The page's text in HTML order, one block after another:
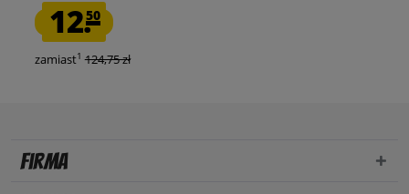
12.50
zamiast1 124,75 zł
Firma